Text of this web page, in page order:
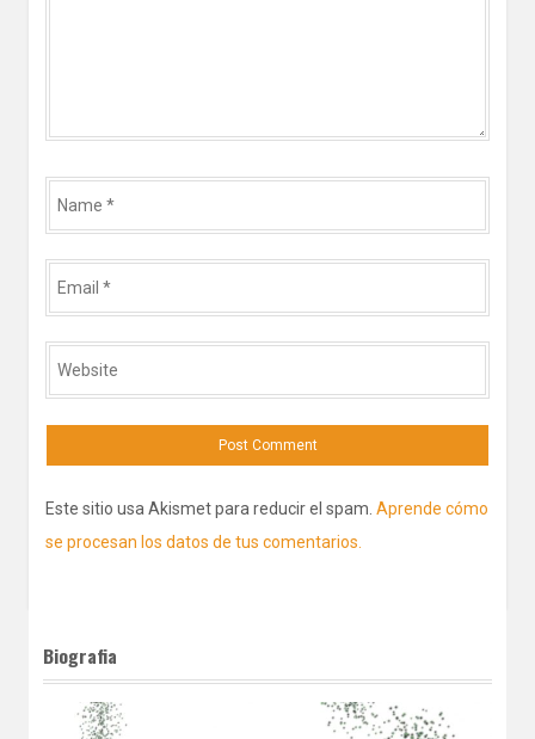
*
*
Este sitio usa Akismet para reducir el spam. Aprende cómo
se procesan los datos de tus comentarios.
Biografia